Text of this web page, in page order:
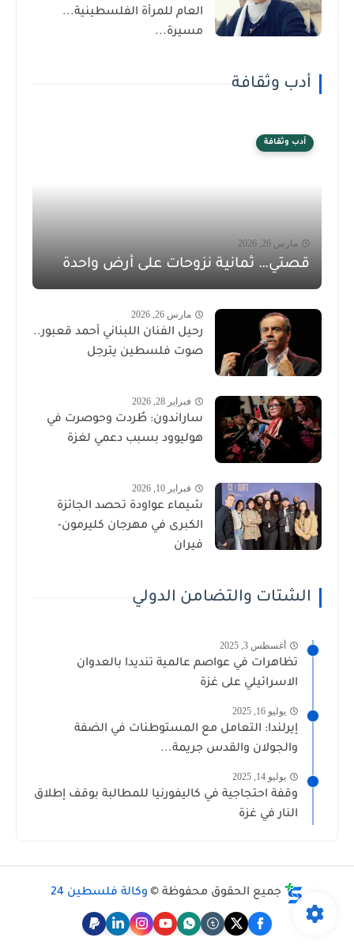
العام للمرأة الفلسطينية...
مسيرة...
أدب وثقافة
أدب وثقافة
مارس 26, 2026
قصتي… ثمانية نزوحات على أرض واحدة
مارس 26, 2026
رحيل الفنان اللبناني أحمد قعبور..
صوت فلسطين يترجل
فبراير 28, 2026
ساراندون: طُردت وحوصرت في
هوليوود بسبب دعمي لغزة
فبراير 10, 2026
شيماء عواودة تحصد الجائزة
الكبرى في مهرجان كليرمون-
فيران
الشتات والتضامن الدولي
أغسطس 3, 2025
تظاهرات في عواصم عالمية تنديدا بالعدوان
الاسرائيلي على غزة
يوليو 16, 2025
إيرلندا: التعامل مع المستوطنات في الضفة
والجولان والقدس جريمة...
يوليو 14, 2025
وقفة احتجاجية في كاليفورنيا للمطالبة بوقف إطلاق
النار في غزة
جميع الحقوق محفوظة © وكالة فلسطين 24